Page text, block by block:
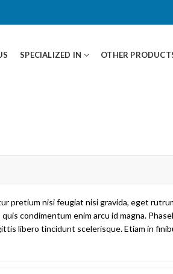
SPECIALIZED IN OTHER
pretium nisi feugiat nisi gravida, eget
condimentum enim arcu id magna.
libero tincidunt scelerisque. Etiam in